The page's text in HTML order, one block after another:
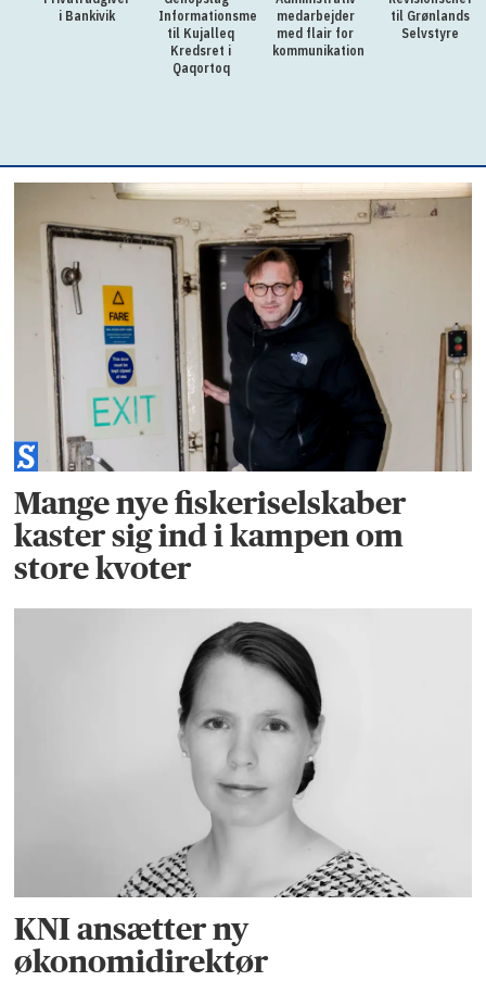
i Bankivik
Informationsmedarbejder
til Kujalleq
Kredsret i
Qaqortoq
medarbejder
med flair for
kommunikation
til Grønlands
Selvstyre
Mange nye fiskeriselskaber
kaster sig ind i kampen om
store kvoter
KNI ansætter ny
økonomidirektør